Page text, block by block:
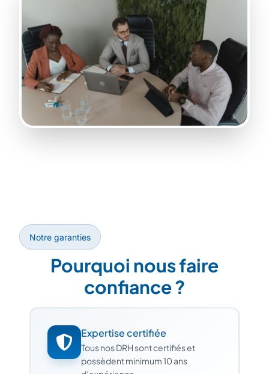
Notre garanties
Pourquoi nous faire
confiance ?
Expertise certifiée
Tous nos DRH sont certifiés et
possèdent minimum 10 ans